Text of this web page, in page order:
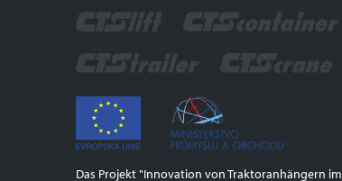
Das Projekt "Innovation von Traktoranhängern im